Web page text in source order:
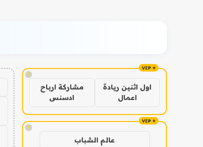
!
اول اثنين ريادة
اعمال
مشاركة ارباح
ادسنس
!
عالم الشباب